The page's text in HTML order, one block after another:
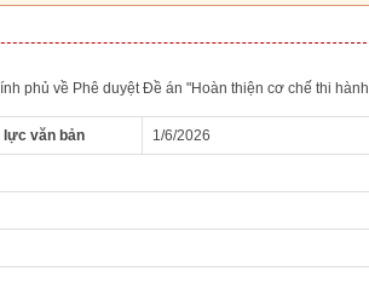
phủ về Phê duyệt Đề án "Hoàn thiện cơ chế thi hành
lực văn bản 1/6/2026